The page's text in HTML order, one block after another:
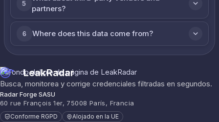
5
partners?
6 Where does this data come from?
LeakRadar
Busca, monitorea y corrige credenciales filtradas en segundos.
Radar Forge SASU
60 rue François 1er, 75008 París, Francia
Conforme RGPD Alojado en la UE